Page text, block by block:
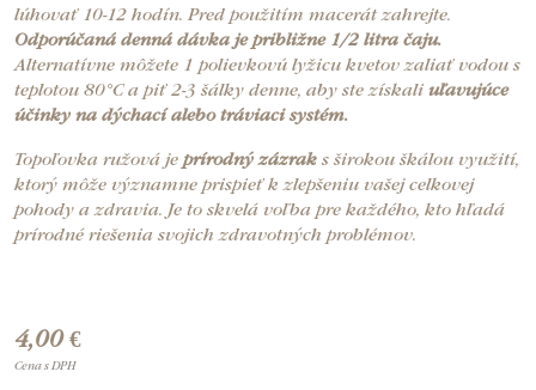
lúhovať 10-12 hodín. Pred použitím macerát zahrejte.
Odporúčaná denná dávka je približne 1/2 litra čaju.
Alternatívne môžete 1 polievkovú lyžicu kvetov zaliať vodou s
teplotou 80°C a piť 2-3 šálky denne, aby ste získali uľavujúce
účinky na dýchací alebo tráviaci systém.
Topoľovka ružová je prírodný zázrak s širokou škálou využití,
ktorý môže významne prispieť k zlepšeniu vašej celkovej
pohody a zdravia. Je to skvelá voľba pre každého, kto hľadá
prírodné riešenia svojich zdravotných problémov.
4,00 €
Cena s DPH